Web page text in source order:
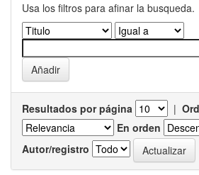
Usa los filtros para afinar la busqueda.
Resultados por página |
En orden
Autor/registro